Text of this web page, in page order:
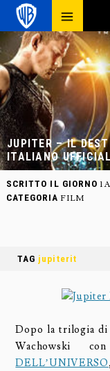
JUPITER – IL
ITALIANO
SCRITTO IL GIORNO 1
CATEGORIA FILM
TAG jupiterit
Dopo la trilogia
Wachowski
DELL’UNIVERSO